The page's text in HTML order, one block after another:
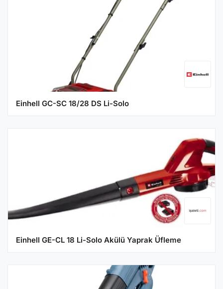
Einhell GC-SC 18/28 DS Li-Solo
Einhell GE-CL 18 Li-Solo Akülü Yaprak Üfleme